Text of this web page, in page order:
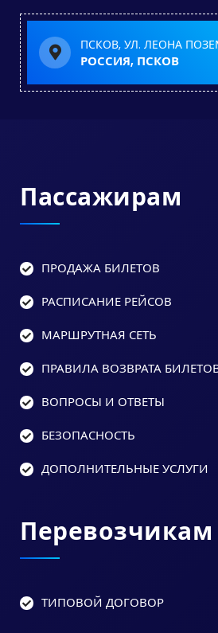
ПСКОВ, УЛ. ЛЕОНА
РОССИЯ, ПСКОВ
Пассажирам
ПРОДАЖА БИЛЕТОВ
РАСПИСАНИЕ РЕЙСОВ
МАРШРУТНАЯ СЕТЬ
ПРАВИЛА ВОЗВРАТА
ВОПРОСЫ И ОТВЕТЫ
БЕЗОПАСНОСТЬ
ДОПОЛНИТЕЛЬНЫЕ УСЛУГИ
Перевозчикам
ТИПОВОЙ ДОГОВОР